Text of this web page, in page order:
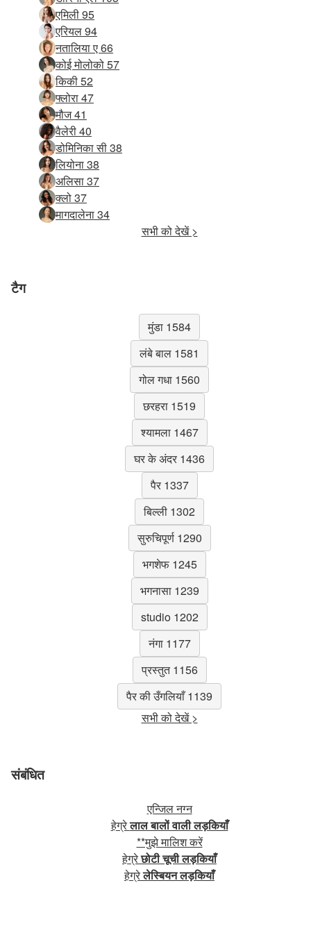
एमिली 95
एरियल 94
नतालिया ए 66
कोई मोलोको 57
किकी 52
फ्लोरा 47
मौज 41
वैलेरी 40
डोमिनिका सी 38
लियोना 38
अलिसा 37
क्लो 37
मागदालेना 34
सभी को देखें >
टैग
मुंडा 1584
लंबे बाल 1581
गोल गधा 1560
छरहरा 1519
श्यामला 1467
घर के अंदर 1436
पैर 1337
बिल्ली 1302
सुरुचिपूर्ण 1290
भगशेफ 1245
भगनासा 1239
studio 1202
नंगा 1177
प्रस्तुत 1156
पैर की उँगलियाँ 1139
सभी को देखें >
संबंधित
एन्जिल नग्न
हेग्रेलाल बालों वाली लड़कियाँ
**मुझे मालिश करें
हेग्रेछोटी चूची लड़कियाँ
हेग्रेलेस्बियन लड़कियाँ